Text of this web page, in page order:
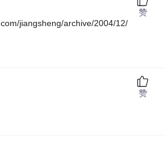
jiangsheng/archive/2004/12/
赞
赞